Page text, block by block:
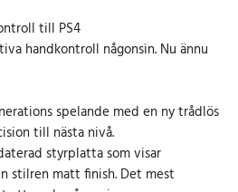
till PS4
handkontroll någonsin. Nu ännu
spelande med en ny trådlös
till nästa nivå.
styrplatta som visar
stilren matt finish. Det mest